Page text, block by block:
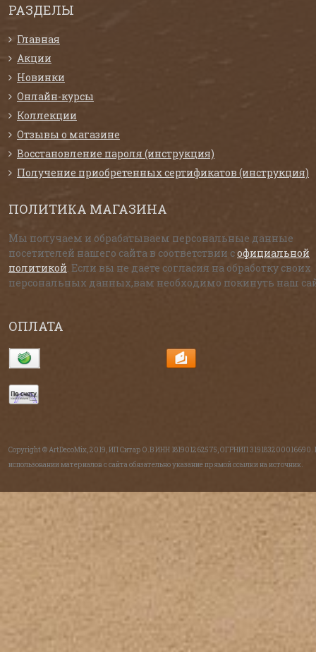
РАЗДЕЛЫ
Главная
Акции
Новинки
Онлайн-курсы
Коллекции
Отзывы о магазине
Восстановление пароля (инструкция)
Получение приобретенных сертификатов (инструкция)
ПОЛИТИКА МАГАЗИНА
Мы получаем и обрабатываем персональные данные
посетителей нашего сайта в соответствии софициальной
политикой . Если вы не даете согласия на обработку своих
персональных данных,вам необходимо покинуть наш
ОПЛАТА
Copyright © ArtDecoMix, 2019, ИП Ситар О.В ИНН 181901262575, ОГРНИП 319183200016690.
использовании материалов с сайта обязательно указание прямой ссылки на источник.